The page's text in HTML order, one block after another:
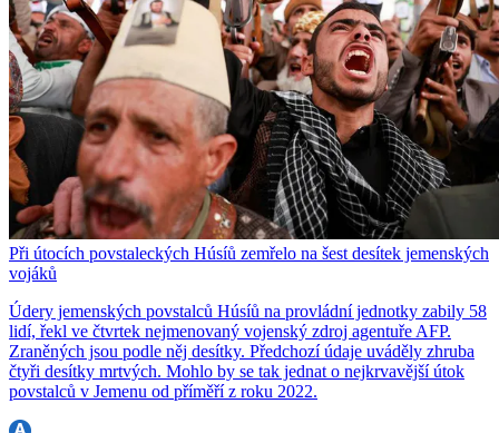
Při útocích povstaleckých Húsíů zemřelo na šest desítek jemenských
vojáků
Údery jemenských povstalců Húsíů na provládní jednotky zabily 58
lidí, řekl ve čtvrtek nejmenovaný vojenský zdroj agentuře AFP.
Zraněných jsou podle něj desítky. Předchozí údaje uváděly zhruba
čtyři desítky mrtvých. Mohlo by se tak jednat o nejkrvavější útok
povstalců v Jemenu od příměří z roku 2022.